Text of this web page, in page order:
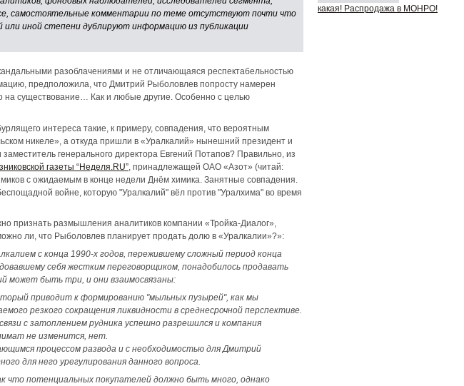
самостоятельные комментарии по теме отсутствуют почти что
иной степени дублируют информацию из публикации
разоблачениями и не отличающаяся респектабельностью
предположила, что Дмитрий Рыболовлев попросту намерен
на существование… Как и любые другие. Особенно с целью
интереса такие, к примеру, совпадения, что вероятным
никеле», а откуда пришли в «Уралкалий» нынешний президент и
генерального директора Евгений Потапов? Правильно, из
газеты “Неделя.RU” , принадлежащей ОАО «Азот» (читай:
с ожидаемым в конце недели Днём химика. Занятные совпадения.
войне, которую "Уралкалий" вёл против "Уралхима" во время
признать размышления аналитиков компании «Тройка-Диалог»,
ли, что Рыболовлев планирует продать долю в «Уралкалии»?»:
с конца 1990-х годов, пережившему сложный период конца
себя жестким переговорщиком, понадобилось продавать
может быть три, и они взаимосвязаны:
приводит к формированию "мыльных пузырей", как мы
резкого сокращения ликвидности в среднесрочной перспективе.
с затоплением рудника успешно разрешился и компания
не изменится, нет.
процессом развода и с необходимостью для Дмитрий
для него урегулирования данного вопроса.
что потенциальных покупателей должно быть много, однако
какая! Распродажа в МОНРО!